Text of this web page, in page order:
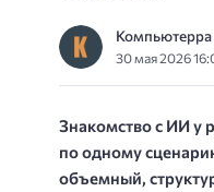
Компьютерра
30 мая 2026
Знакомство с ИИ у
по одному
объемный,